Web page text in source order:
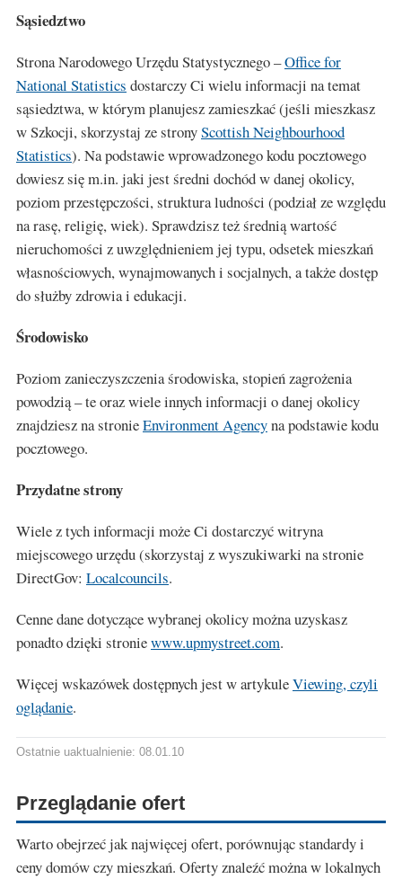
Sąsiedztwo
Strona Narodowego Urzędu Statystycznego –Office for
National Statistics dostarczy Ci wielu informacji na temat
sąsiedztwa, w którym planujesz zamieszkać (jeśli mieszkasz
w Szkocji, skorzystaj ze stronyScottish Neighbourhood
Statistics). Na podstawie wprowadzonego kodu pocztowego
dowiesz się m.in. jaki jest średni dochód w danej okolicy,
poziom przestępczości, struktura ludności (podział ze względu
na rasę, religię, wiek). Sprawdzisz też średnią wartość
nieruchomości z uwzględnieniem jej typu, odsetek mieszkań
własnościowych, wynajmowanych i socjalnych, a także dostęp
do służby zdrowia i edukacji.
Środowisko
Poziom zanieczyszczenia środowiska, stopień zagrożenia
powodzią – te oraz wiele innych informacji o danej okolicy
znajdziesz na stronieEnvironment Agencyna podstawie kodu
pocztowego.
Przydatne strony
Wiele z tych informacji może Ci dostarczyć witryna
miejscowego urzędu (skorzystaj z wyszukiwarki na stronie
DirectGov: Localcouncils.
Cenne dane dotyczące wybranej okolicy można uzyskasz
ponadto dzięki stroniewww.upmystreet.com.
Więcej wskazówek dostępnych jest w artykuleViewing, czyli
oglądanie.
Ostatnie uaktualnienie: 08.01.10
Przeglądanie ofert
Warto obejrzeć jak najwięcej ofert, porównując standardy i
ceny domów czy mieszkań. Oferty znaleźć można w lokalnych